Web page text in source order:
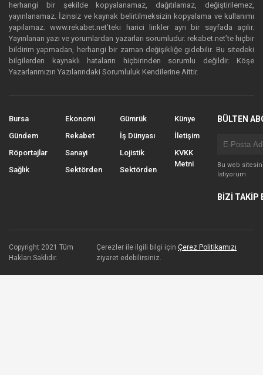
herhangi bir şekilde kopyalanamaz, dağıtılamaz, değiştirilemez,
yayınlanamaz. İzinsiz ve kaynak belirtilmeksizin kopyalama ve kullanımı
yapılamaz. www.rekabet.net’teki harici linkler ayrı bir sayfada açılır.
Yayınlanan yazı ve yorumlardan yazarları sorumludur. rekabet.net’te hiçbir
bildirim yapmadan, herhangi bir zaman değişikliğe gidebilir. Bu sitedeki
bilgilerden kaynaklı hataların hiçbirinden sorumlu değildir. Köşe
Yazarlarımızın Yazılarındaki Sorumluluk Kendilerine Aittir.
Bursa
Gündem
Röportajlar
Sağlık
Ekonomi
Rekabet
Sanayi
Sektörden
Gümrük
İş Dünyası
Lojistik
Sektörden
Künye
İletişim
KVKK
Metni
BÜLTEN
Bu web
İstiyorum
BİZİ TAKİP
Copyright 2021 Tüm
Hakları Saklıdır.
Çerezler ile ilgili bilgi içinÇerez Politikamızı
ziyaret edebilirsiniz.